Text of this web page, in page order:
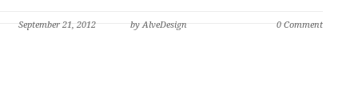
September 21, 2012 by AlveDesign 0 Comment